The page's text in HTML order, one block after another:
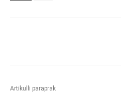
Artikulli paraprak